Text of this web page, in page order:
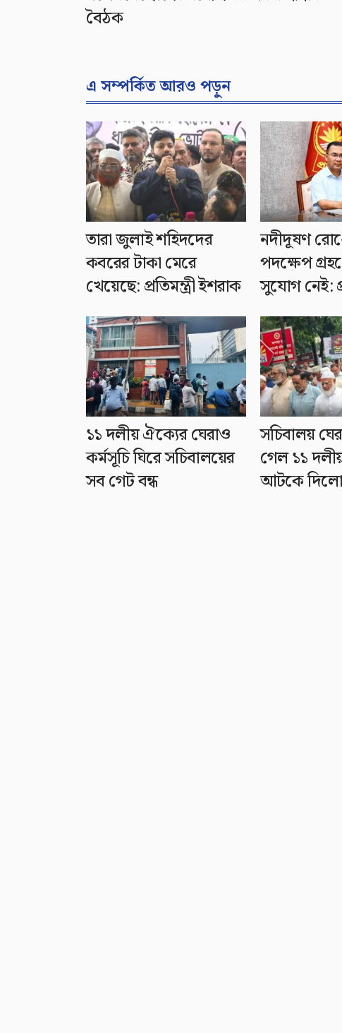
বৈঠক
এ সম্পর্কিত আরও পড়ুন
তারা জুলাই শহিদদের
কবরের টাকা মেরে
খেয়েছে: প্রতিমন্ত্রী ইশরাক
নদীদূষণ
পদক্ষেপ
সুযোগ নেই:
১১ দলীয় ঐক্যের ঘেরাও
কর্মসূচি ঘিরে সচিবালয়ের
সব গেট বন্ধ
সচিবালয়
গেল ১১
আটকে